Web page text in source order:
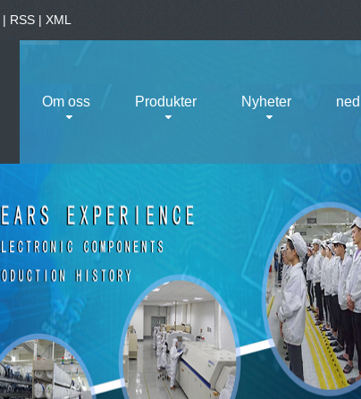
| RSS | XML
Om oss Produkter Nyheter